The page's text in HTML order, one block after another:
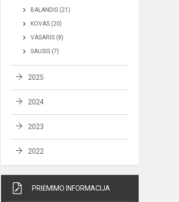
BALANDIS (21)
KOVAS (20)
VASARIS (8)
SAUSIS (7)
2025
2024
2023
2022
PRIĖMIMO INFORMACIJA